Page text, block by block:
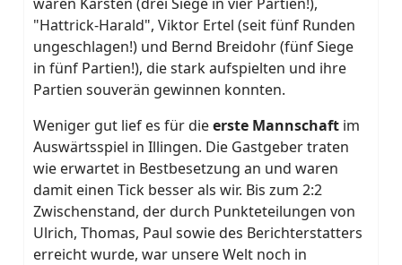
"Hattrick-Harald", Viktor Ertel (seit fünf Runden
ungeschlagen!) und Bernd Breidohr (fünf Siege
in fünf Partien!), die stark aufspielten und ihre
Partien souverän gewinnen konnten.
Weniger gut lief es für dieerste Mannschaft im
Auswärtsspiel in Illingen. Die Gastgeber traten
wie erwartet in Bestbesetzung an und waren
damit einen Tick besser als wir. Bis zum 2:2
Zwischenstand, der durch Punkteteilungen von
Ulrich, Thomas, Paul sowie des Berichterstatters
erreicht wurde, war unsere Welt noch in